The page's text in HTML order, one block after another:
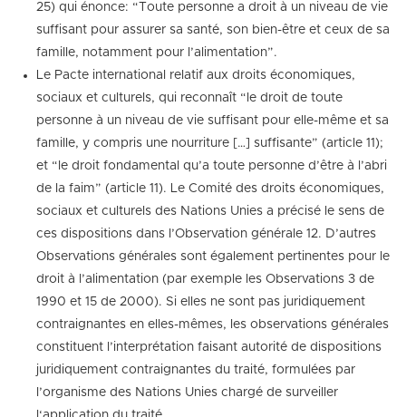
25) qui énonce: “Toute personne a droit à un niveau de vie
suffisant pour assurer sa santé, son bien-être et ceux de sa
famille, notamment pour l’alimentation”.
Le Pacte international relatif aux droits économiques,
sociaux et culturels, qui reconnaît “le droit de toute
personne à un niveau de vie suffisant pour elle-même et sa
famille, y compris une nourriture […] suffisante” (article 11);
et “le droit fondamental qu’a toute personne d’être à l’abri
de la faim” (article 11). Le Comité des droits économiques,
sociaux et culturels des Nations Unies a précisé le sens de
ces dispositions dans l’Observation générale 12. D’autres
Observations générales sont également pertinentes pour le
droit à l’alimentation (par exemple les Observations 3 de
1990 et 15 de 2000). Si elles ne sont pas juridiquement
contraignantes en elles-mêmes, les observations générales
constituent l’interprétation faisant autorité de dispositions
juridiquement contraignantes du traité, formulées par
l’organisme des Nations Unies chargé de surveiller